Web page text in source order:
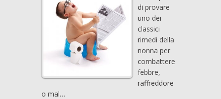
di provare
uno dei
classici
rimedi della
nonna per
combattere
febbre,
raffreddore
o mal…